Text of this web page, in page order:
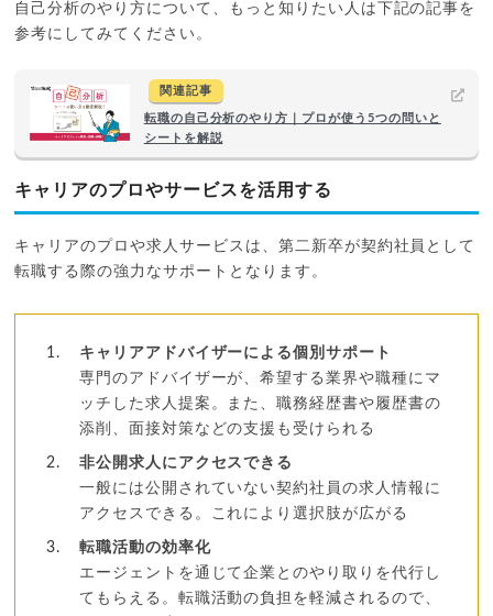
自己分析のやり方について、もっと知りたい人は下記の記事を
参考にしてみてください。
関連記事
転職の自己分析のやり方｜プロが使う5つの問いと
シートを解説
キャリアのプロやサービスを活用する
キャリアのプロや求人サービスは、第二新卒が契約社員として
転職する際の強力なサポートとなります。
キャリアアドバイザーによる個別サポート
専門のアドバイザーが、希望する業界や職種にマ
ッチした求人提案。また、職務経歴書や履歴書の
添削、面接対策などの支援も受けられる
非公開求人にアクセスできる
一般には公開されていない契約社員の求人情報に
アクセスできる。これにより選択肢が広がる
転職活動の効率化
エージェントを通じて企業とのやり取りを代行し
てもらえる。転職活動の負担を軽減されるので、